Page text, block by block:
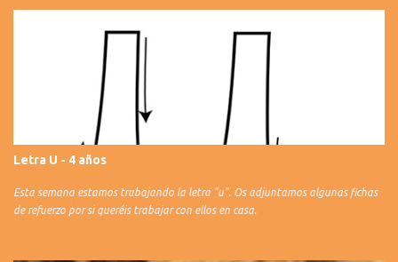
Letra U - 4 años
Esta semana estamos trabajando la letra "u". Os adjuntamos algunas fichas
de refuerzo por si queréis trabajar con ellos en casa.